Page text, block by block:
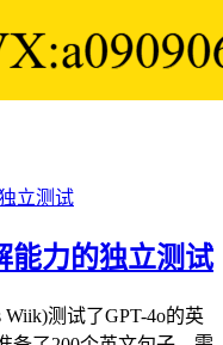
能力的独立测试
测试了GPT-4o的英